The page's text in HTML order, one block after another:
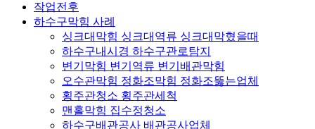
작업전후
하수구막힘 사례
싱크대막힘 싱크대역류 싱크대막혔을때
하수구내시경 하수구관로탐지
변기막힘 변기역류 변기배관막힘
오수관막힘 정화조막힘 정화조뚫는업체
횡주관청소 횡주관세척
맨홀막힘 집수정청소
하수구배관공사 배관공사업체